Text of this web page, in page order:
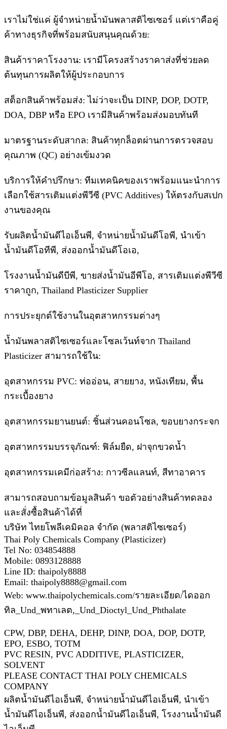
เราไม่ใช่แค่ ผู้จำหน่ายน้ำมันพลาสติไซเซอร์ แต่เราคือคู่
ค้าทางธุรกิจที่พร้อมสนับสนุนคุณด้วย:
สินค้าราคาโรงงาน: เรามีโครงสร้างราคาส่งที่ช่วยลด
ต้นทุนการผลิตให้ผู้ประกอบการ
สต็อกสินค้าพร้อมส่ง: ไม่ว่าจะเป็น DINP, DOP, DOTP,
DOA, DBP หรือ EPO เรามีสินค้าพร้อมส่งมอบทันที
มาตรฐานระดับสากล: สินค้าทุกล็อตผ่านการตรวจสอบ
คุณภาพ (QC) อย่างเข้มงวด
บริการให้คำปรึกษา: ทีมเทคนิคของเราพร้อมแนะนำการ
เลือกใช้สารเติมแต่งพีวีซี (PVC Additives) ให้ตรงกับสเปก
งานของคุณ
รับผลิตน้ำมันดีไอเอ็นพี, จำหน่ายน้ำมันดีโอพี, นำเข้า
น้ำมันดีโอทีพี, ส่งออกน้ำมันดีโอเอ,
โรงงานน้ำมันดีบีพี, ขายส่งน้ำมันอีพีโอ, สารเติมแต่งพีวีซี
ราคาถูก, Thailand Plasticizer Supplier
การประยุกต์ใช้งานในอุตสาหกรรมต่างๆ
น้ำมันพลาสติไซเซอร์และโซลเว้นท์จาก Thailand
Plasticizer สามารถใช้ใน:
อุตสาหกรรม PVC: ท่ออ่อน, สายยาง, หนังเทียม, พื้น
กระเบื้องยาง
อุตสาหกรรมยานยนต์: ชิ้นส่วนคอนโซล, ขอบยางกระจก
อุตสาหกรรมบรรจุภัณฑ์: ฟิล์มยืด, ฝาจุกขวดน้ำ
อุตสาหกรรมเคมีก่อสร้าง: กาวซีลแลนท์, สีทาอาคาร
สามารถสอบถามข้อมูลสินค้า ขอตัวอย่างสินค้าทดลอง
และสั่งซื้อสินค้าได้ที่
บริษัท ไทยโพลีเคมิคอล จำกัด (พลาสติไซเซอร์)
Thai Poly Chemicals Company (Plasticizer)
Tel No: 034854888
Mobile: 0893128888
Line ID: thaipoly8888
Email: thaipoly8888@gmail.com
Web: www.thaipolychemicals.com/รายละเอียด/ไดออก
ทิล_Und_พทาเลต,_Und_Dioctyl_Und_Phthalate
CPW, DBP, DEHA, DEHP, DINP, DOA, DOP, DOTP,
EPO, ESBO, TOTM
PVC RESIN, PVC ADDITIVE, PLASTICIZER,
SOLVENT
PLEASE CONTACT THAI POLY CHEMICALS
COMPANY
ผลิตน้ำมันดีไอเอ็นพี, จำหน่ายน้ำมันดีไอเอ็นพี, นำเข้า
น้ำมันดีไอเอ็นพี, ส่งออกน้ำมันดีไอเอ็นพี, โรงงานน้ำมันดี